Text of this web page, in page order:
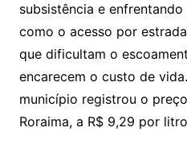
subsistência e
como o acesso por
que dificultam o
encarecem o custo de
município registrou o
Roraima, a R$ 9,29 por